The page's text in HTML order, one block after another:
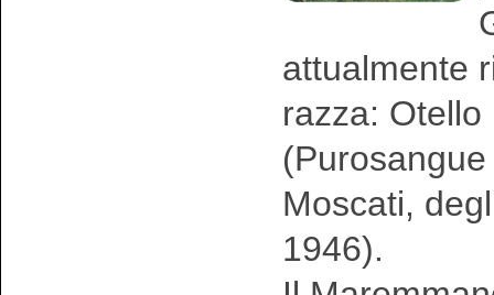
attualmente
razza:
Moscati,
1946).